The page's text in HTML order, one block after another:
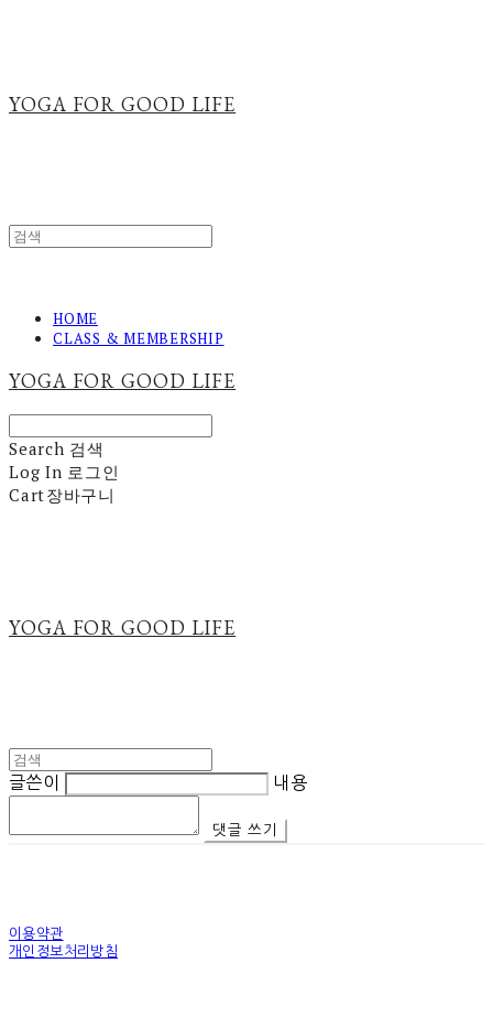
YOGA FOR GOOD LIFE
HOME
CLASS & MEMBERSHIP
YOGA FOR GOOD LIFE
Search 검색
Log In 로그인
Cart장바구니
YOGA FOR GOOD LIFE
글쓴이 내용
댓글 쓰기
이용약관
개인정보처리방침